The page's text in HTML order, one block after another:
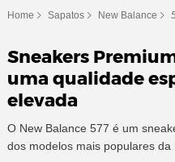
Home Sapatos New Balance
Sneakers
uma qualidade
elevada
O New Balance 577 é um
dos modelos mais populares da